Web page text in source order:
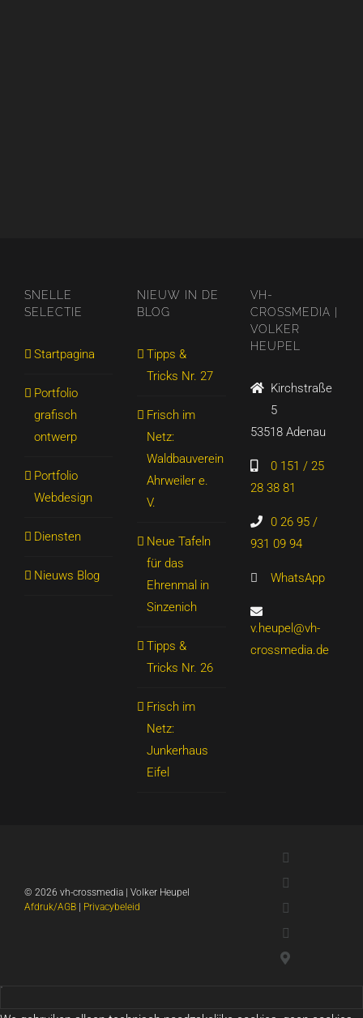
SNELLE
SELECTIE
Startpagina
Portfolio
grafisch
ontwerp
Portfolio
Webdesign
Diensten
Nieuws Blog
NIEUW IN DE
BLOG
Tipps &
Tricks Nr. 27
Frisch im
Netz:
Waldbauverein
Ahrweiler e.
V.
Neue Tafeln
für das
Ehrenmal in
Sinzenich
Tipps &
Tricks Nr. 26
Frisch im
Netz:
Junkerhaus
Eifel
VH-
CROSSMEDIA |
VOLKER
HEUPEL
Kirchstraße
5
53518 Adenau
0 151 / 25
28 38 81
0 26 95 /
931 09 94
WhatsApp
v.heupel@vh-
crossmedia.de
© 2026 vh-crossmedia | Volker Heupel
Afdruk/AGB
Privacybeleid
Google-